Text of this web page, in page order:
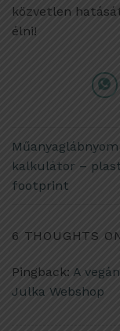
közvetlen
élni!
Műanyaglábnyom
kalkulátor –
footprint
6 THOUGHTS
Pingback: A
Julka Webshop